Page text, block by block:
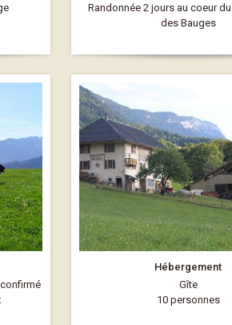
Randonnée 2 jours au coeur
des Bauges
Hébergement
Gîte
10 personnes